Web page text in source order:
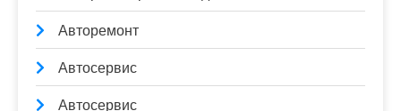
Авторемонт
Автосервис
Автосервис